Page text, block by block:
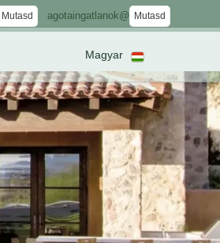
Mutasd agotaingatlanok@ Mutasd
Magyar